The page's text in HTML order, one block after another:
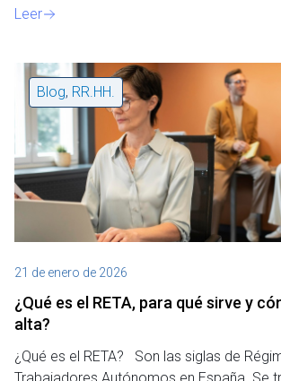
Leer
Blog, RR.HH.
21 de enero de 2026
¿Qué es el RETA, para qué sirve y
alta?
¿Qué es el RETA? Son las siglas de